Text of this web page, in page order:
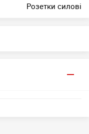
Розетки силові